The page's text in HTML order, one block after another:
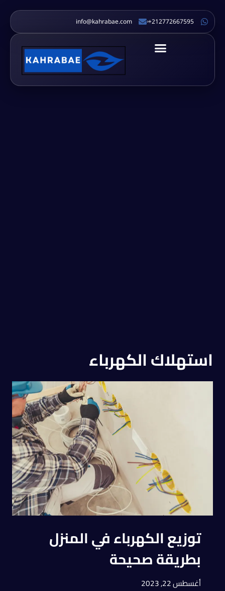
212772667595+
info@kahrabae.com
استهلاك الكهرباء
توزيع الكهرباء في المنزل
بطريقة صحيحة
أغسطس 22, 2023